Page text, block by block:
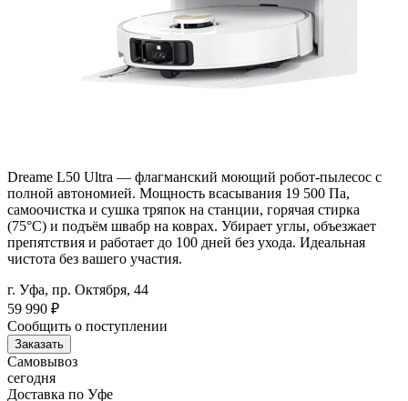
Dreame L50 Ultra — флагманский моющий робот-пылесос с
полной автономией. Мощность всасывания 19 500 Па,
самоочистка и сушка тряпок на станции, горячая стирка
(75°C) и подъём швабр на коврах. Убирает углы, объезжает
препятствия и работает до 100 дней без ухода. Идеальная
чистота без вашего участия.
г. Уфа, пр. Октября, 44
59 990 ₽
Сообщить о поступлении
Заказать
Самовывоз
сегодня
Доставка по Уфе